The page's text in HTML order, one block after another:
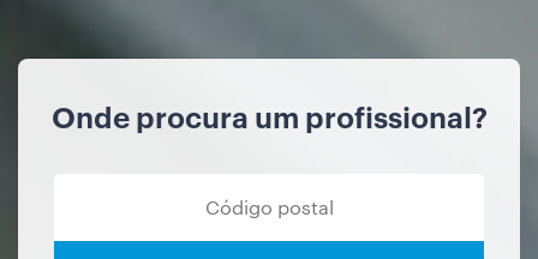
Onde procura um profissional?